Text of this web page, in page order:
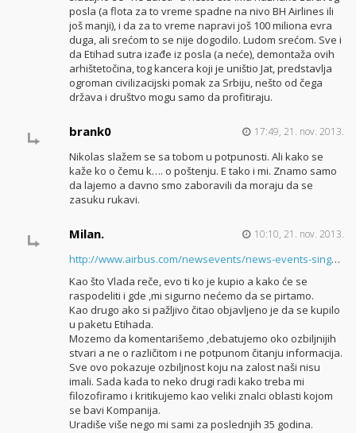
posla (a flota za to vreme spadne na nivo BH Airlines ili
još manji), i da za to vreme napravi još 100 miliona evra
duga, ali srećom to se nije dogodilo. Ludom srećom. Sve i
da Etihad sutra izađe iz posla (a neće), demontaža ovih
arhištetočina, tog kancera koji je uništio Jat, predstavlja
ogroman civilizacijski pomak za Srbiju, nešto od čega
država i društvo mogu samo da profitiraju.
brank0 17:49, 21. nov. 2013.
Nikolas slažem se sa tobom u potpunosti. Ali kako se
kaže ko o čemu k…. o poštenju. E tako i mi. Znamo samo
da lajemo a davno smo zaboravili da moraju da se
zasuku rukavi.
Milan. 10:10, 21. nov. 2013.
http://www.airbus.com/newsevents/news-events-sing…
Kao što Vlada reče, evo ti ko je kupio a kako će se
raspodeliti i gde ,mi sigurno nećemo da se pirtamo.
Kao drugo ako si pažljivo čitao objavljeno je da se kupilo
u paketu Etihada.
Mozemo da komentarišemo ,debatujemo oko ozbiljnijih
stvari a ne o različitom i ne potpunom čitanju informacija.
Sve ovo pokazuje ozbiljnost koju na zalost naši nisu
imali. Sada kada to neko drugi radi kako treba mi
filozofiramo i kritikujemo kao veliki znalci oblasti kojom
se bavi Kompanija.
Uradiše više nego mi sami za poslednjih 35 godina.